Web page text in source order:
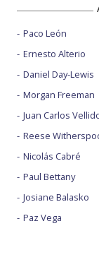
Paco León
Ernesto Alterio
Daniel Day-Lewis
Morgan Freeman
Juan Carlos
Reese
Nicolás Cabré
Paul Bettany
Josiane Balasko
Paz Vega